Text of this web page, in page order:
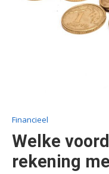
Financieel
Welke
rekening